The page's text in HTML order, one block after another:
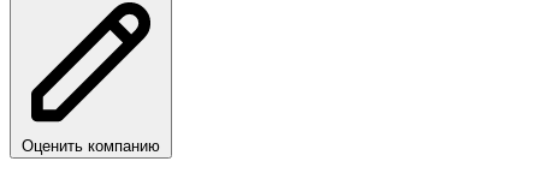
Оценить компанию